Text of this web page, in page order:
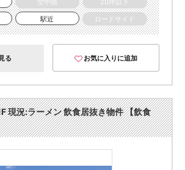
空中階
20坪以下
駅近 ロードサイド
る お気に入りに追加
現況:ラーメン 飲食居抜き物件 【飲食